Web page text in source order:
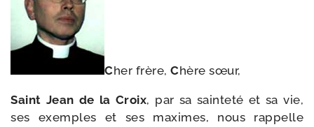
Cher frère, Chère sœur,
Saint Jean de la Croix, par sa sain­te­té et sa vie,
ses exemples et ses maximes, nous rap­pelle